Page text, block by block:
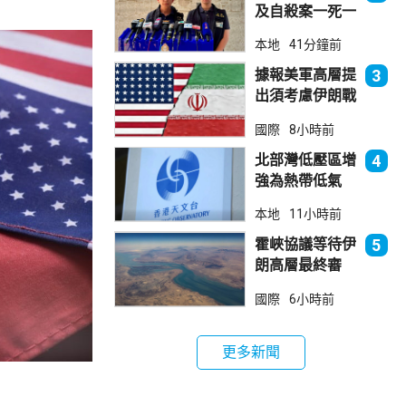
及自殺案一死一
本地 41分鐘前
據報美軍高層提
出須考慮伊朗戰
3
國際 8小時前
北部灣低壓區增
強為熱帶低氣
本港直接威脅不
大
4
本地 11小時前
霍峽協議等待伊
朗高層最終審
航道後解除封鎖
5
國際 6小時前
更多新聞